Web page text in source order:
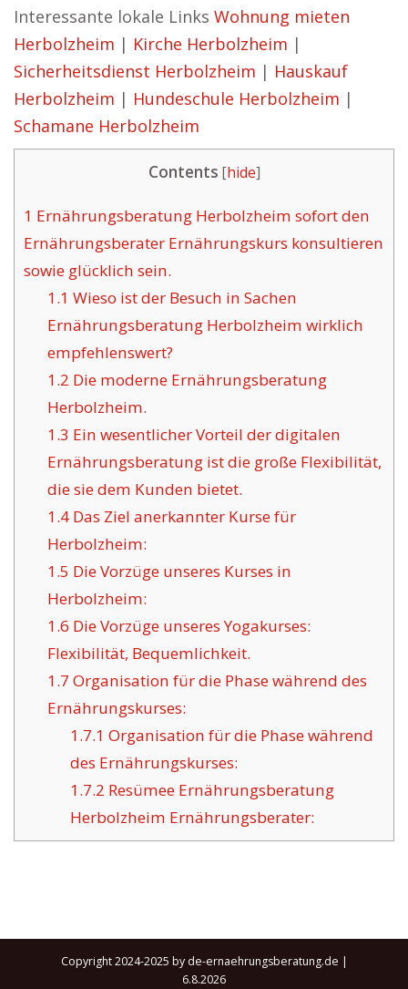
Interessante lokale Links Wohnung mieten
Herbolzheim | Kirche Herbolzheim |
Sicherheitsdienst Herbolzheim | Hauskauf
Herbolzheim | Hundeschule Herbolzheim |
Schamane Herbolzheim
Contents [hide]
1 Ernährungsberatung Herbolzheim sofort den
Ernährungsberater Ernährungskurs konsultieren
sowie glücklich sein.
1.1 Wieso ist der Besuch in Sachen
Ernährungsberatung Herbolzheim wirklich
empfehlenswert?
1.2 Die moderne Ernährungsberatung
Herbolzheim.
1.3 Ein wesentlicher Vorteil der digitalen
Ernährungsberatung ist die große Flexibilität,
die sie dem Kunden bietet.
1.4Das Ziel anerkannter Kurse für
Herbolzheim:
1.5 Die Vorzüge unseres Kurses in
Herbolzheim:
1.6 Die Vorzüge unseres Yogakurses:
Flexibilität, Bequemlichkeit.
1.7 Organisation für die Phase während des
Ernährungskurses:
1.7.1 Organisation für die Phase während
des Ernährungskurses:
1.7.2 Resümee Ernährungsberatung
Herbolzheim Ernährungsberater:
Copyright 2024-2025 by de-ernaehrungsberatung.de |
6.8.2026